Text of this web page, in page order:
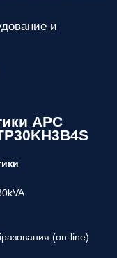
и
APC
(on-line)